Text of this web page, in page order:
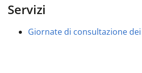
Servizi
Giornate di consultazione